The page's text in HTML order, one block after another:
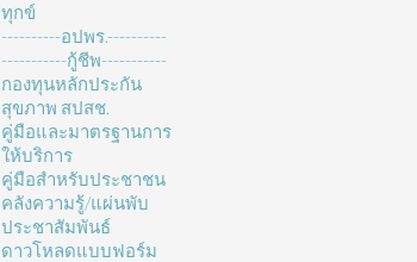
ทุกข์
----------อปพร.----------
-----------กู้ชีพ-----------
กองทุนหลักประกัน
สุขภาพ สปสช.
คู่มือและมาตรฐานการ
ให้บริการ
คู่มือสำหรับประชาชน
คลังความรู้/แผ่นพับ
ประชาสัมพันธ์
ดาวโหลดแบบฟอร์ม